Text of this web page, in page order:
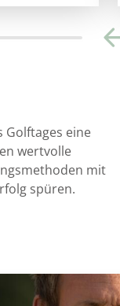
Golftages eine
wertvolle
mit
spüren.